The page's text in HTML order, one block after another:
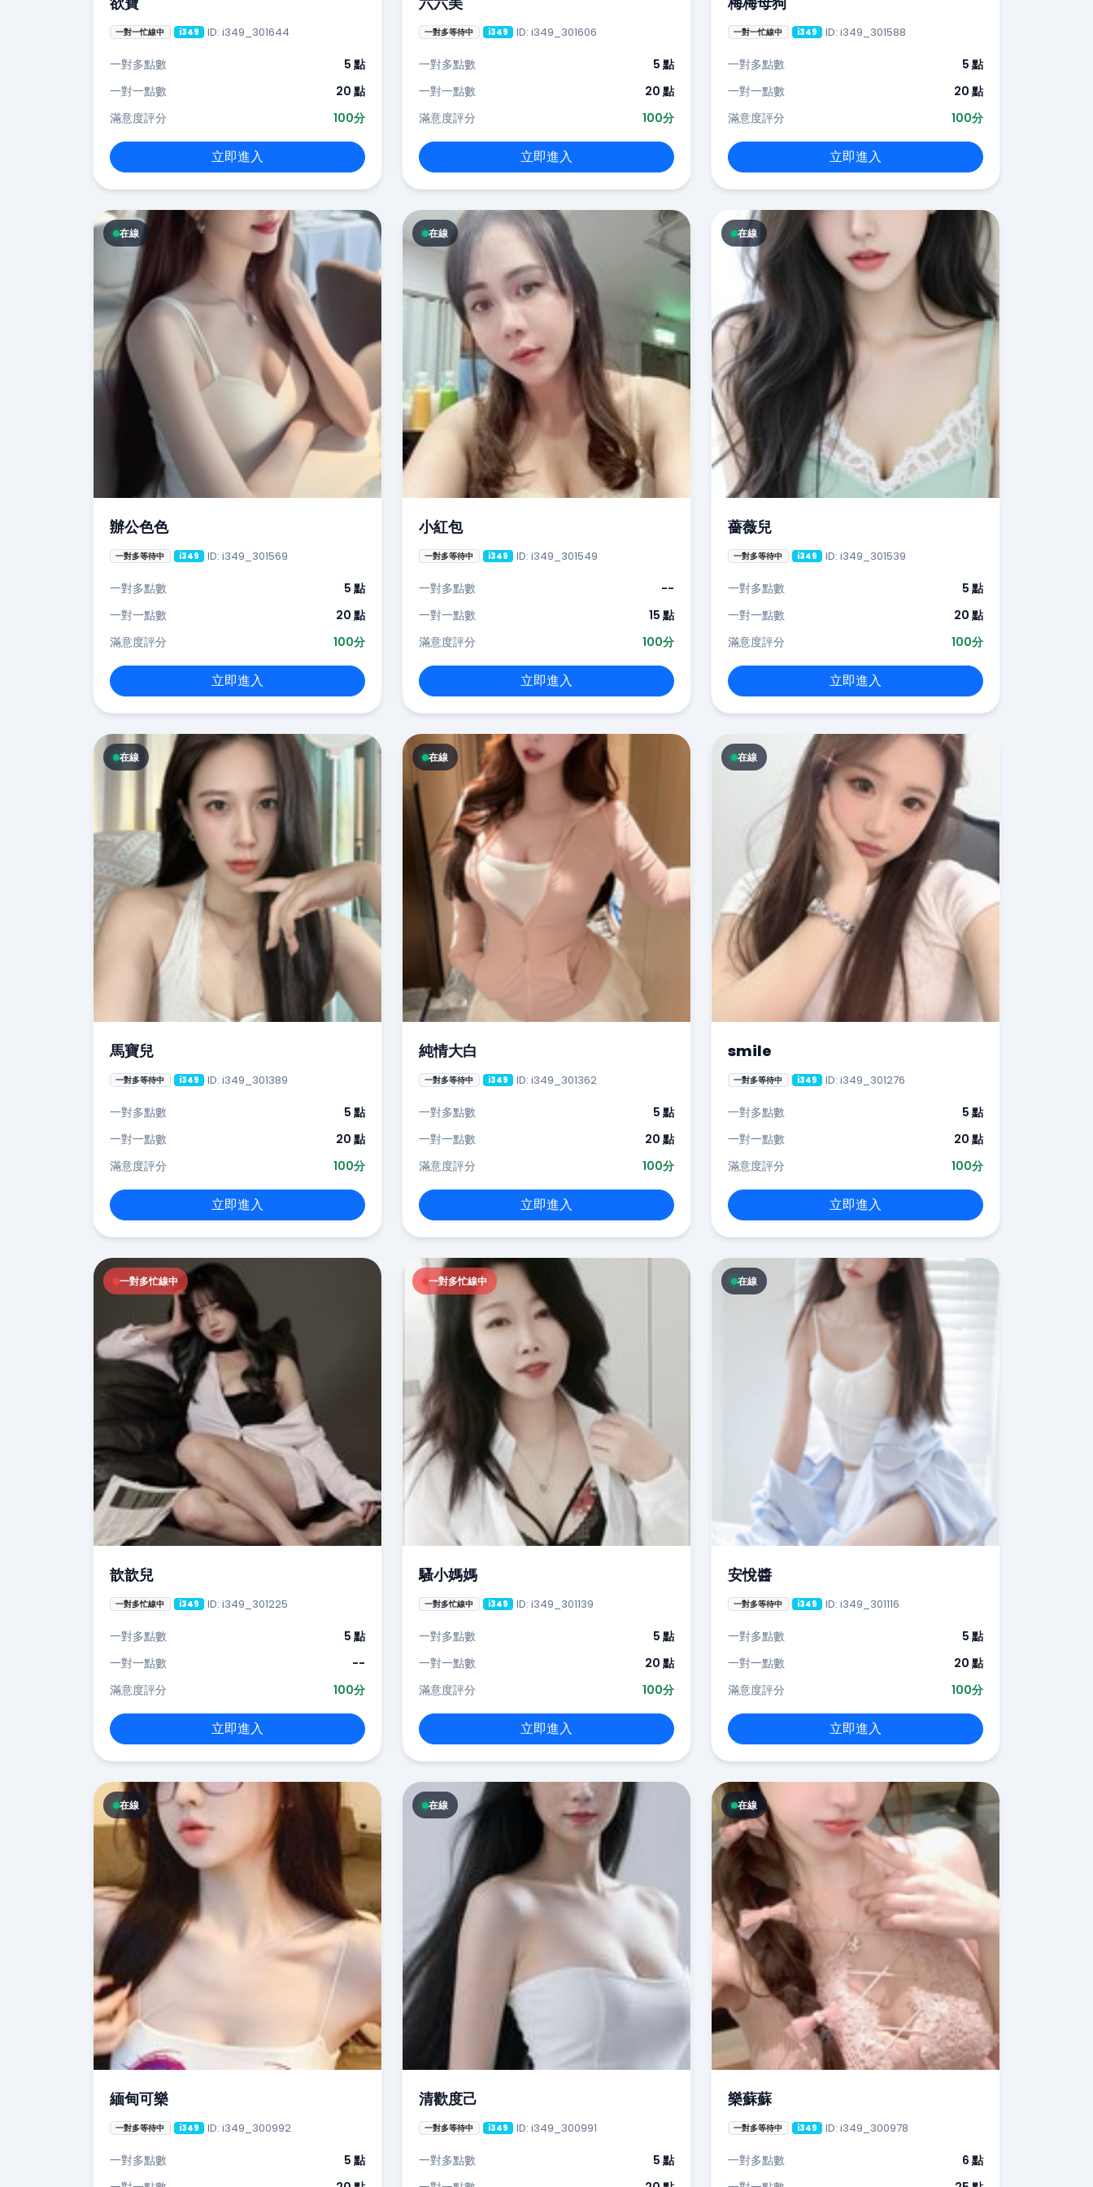
一對一忙線中 i349 ID: i349_301644
一對多點數
5 點
一對一點數
20 點
滿意度評分
100分
立即進入
一對多等待中 i349 ID: i349_301606
一對多點數
5 點
一對一點數
20 點
滿意度評分
100分
立即進入
一對一忙線中 i349 ID: i349_301588
一對多點數
5 點
一對一點數
20 點
滿意度評分
100分
立即進入
在線
辦公色色
一對多等待中 i349 ID: i349_301569
一對多點數
5 點
一對一點數
20 點
滿意度評分
100分
立即進入
在線
小紅包
一對多等待中 i349 ID: i349_301549
一對多點數
--
一對一點數
15 點
滿意度評分
100分
立即進入
在線
薔薇兒
一對多等待中 i349 ID: i349_301539
一對多點數
5 點
一對一點數
20 點
滿意度評分
100分
立即進入
在線
馬寶兒
一對多等待中 i349 ID: i349_301389
一對多點數
5 點
一對一點數
20 點
滿意度評分
100分
立即進入
在線
純情大白
一對多等待中 i349 ID: i349_301362
一對多點數
5 點
一對一點數
20 點
滿意度評分
100分
立即進入
在線
smile
一對多等待中 i349 ID: i349_301276
一對多點數
5 點
一對一點數
20 點
滿意度評分
100分
立即進入
一對多忙線中
歆歆兒
一對多忙線中 i349 ID: i349_301225
一對多點數
5 點
一對一點數
--
滿意度評分
100分
立即進入
一對多忙線中
騷小媽媽
一對多忙線中 i349 ID: i349_301139
一對多點數
5 點
一對一點數
20 點
滿意度評分
100分
立即進入
在線
安悅醬
一對多等待中 i349 ID: i349_301116
一對多點數
5 點
一對一點數
20 點
滿意度評分
100分
立即進入
在線
緬甸可樂
一對多等待中 i349 ID: i349_300992
一對多點數
5 點
在線
清歡度己
一對多等待中 i349 ID: i349_300991
一對多點數
5 點
在線
樂蘇蘇
一對多等待中 i349 ID: i349_300978
一對多點數
6 點